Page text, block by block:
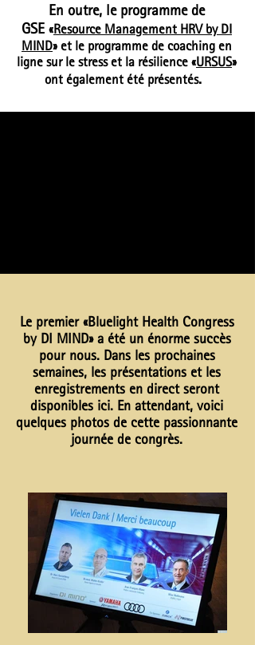
En outre, le programme de
GSE «Resource Management HRV by DI
MIND» et le programme de coaching en
ligne sur le stress et la résilience «URSUS»
ont également été présentés.
Le premier«Bluelight Health Congress
by DI MIND»a été un énorme succès
pour nous. Dans les prochaines
semaines, les présentations et les
enregistrements en direct seront
disponibles ici. En attendant, voici
quelques photos de cette passionnante
journée de congrès.